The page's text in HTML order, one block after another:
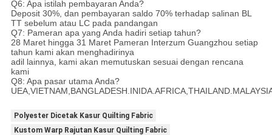
Q6: Apa istilah pembayaran Anda?
Deposit 30%, dan pembayaran saldo 70% terhadap salinan BL
TT sebelum atau LC pada pandangan
Q7: Pameran apa yang Anda hadiri setiap tahun?
28 Maret hingga 31 Maret Pameran Interzum Guangzhou setiap
tahun kami akan menghadirinya
adil lainnya, kami akan memutuskan sesuai dengan rencana
kami
Q8: Apa pasar utama Anda?
Polyester Dicetak Kasur Quilting Fabric
Kustom Warp Rajutan Kasur Quilting Fabric